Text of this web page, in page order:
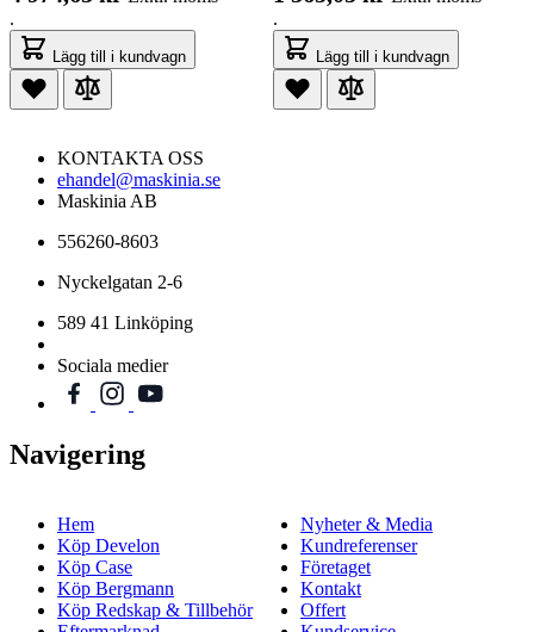
.
Lägg till i kundvagn
.
Lägg till i kundvagn
KONTAKTA OSS
ehandel@maskinia.se
Maskinia AB
556260-8603
Nyckelgatan 2-6
589 41 Linköping
Sociala medier
Navigering
Hem
Köp Develon
Köp Case
Köp Bergmann
Köp Redskap & Tillbehör
Nyheter & Media
Kundreferenser
Företaget
Kontakt
Offert